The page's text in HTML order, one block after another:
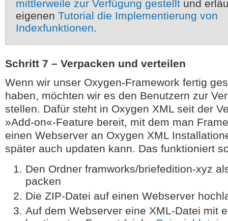
mittlerweile zur Verfügung gestellt und
eigenen Tutorial die Implementierung von
Indexfunktionen.
Schritt 7 – Verpacken und verteilen
Wenn wir unser Oxygen-Framework fertig
haben, möchten wir es den Benutzern zur
stellen. Dafür steht in Oxygen XML seit der
»Add-on«-Feature bereit, mit dem man
einen Webserver an Oxygen XML
später auch updaten kann. Das funktioniert
Den Ordner framworks/briefedition-xyz
packen
Die ZIP-Datei auf einen Webserver
Auf dem Webserver eine XML-Datei mit